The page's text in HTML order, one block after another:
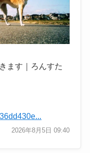
ます｜ろんすた
2026年8月5日 09:40